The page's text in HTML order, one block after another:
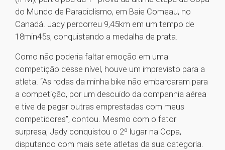
do Mundo de Paraciclismo, em Baie Comeau, no
Canadá. Jady percorreu 9,45km em um tempo de
18min45s, conquistando a medalha de prata.
Como não poderia faltar emoção em uma
competição desse nível, houve um imprevisto para a
atleta. “As rodas da minha bike não embarcaram para
a competição, por um descuido da companhia aérea
e tive de pegar outras emprestadas com meus
competidores”, contou. Mesmo com o fator
surpresa, Jady conquistou o 2º lugar na Copa,
disputando com mais sete atletas da sua categoria.